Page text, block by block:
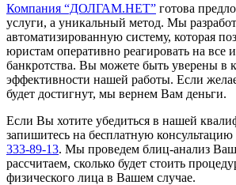
Компания “ДОЛГАМ.НЕТ” готова
услуги, а уникальный метод. Мы
автоматизированную систему, которая
юристам оперативно реагировать на все
банкротства. Вы можете быть уверены в
эффективности нашей работы. Если
будет достигнут, мы вернем Вам деньги.
Если Вы хотите убедиться в нашей
запишитесь на бесплатную
333-89-13. Мы проведем блиц-анализ
рассчитаем, сколько будет стоить
физического лица в Вашем случае.